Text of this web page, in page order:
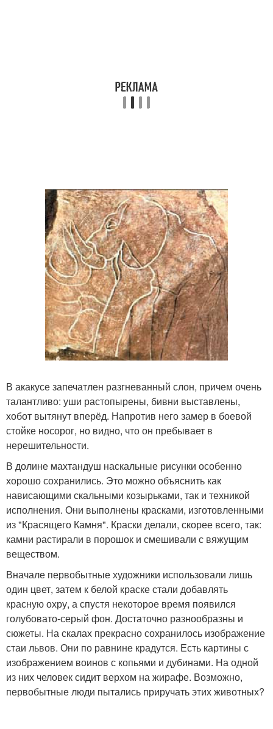
В акакусе запечатлен разгневанный слон, причем очень
талантливо: уши растопырены, бивни выставлены,
хобот вытянут вперёд. Напротив него замер в боевой
стойке носорог, но видно, что он пребывает в
нерешительности.
В долине махтандуш наскальные рисунки особенно
хорошо сохранились. Это можно объяснить как
нависающими скальными козырьками, так и техникой
исполнения. Они выполнены красками, изготовленными
из "Красящего Камня". Краски делали, скорее всего, так:
камни растирали в порошок и смешивали с вяжущим
веществом.
Вначале первобытные художники использовали лишь
один цвет, затем к белой краске стали добавлять
красную охру, а спустя некоторое время появился
голубовато-серый фон. Достаточно разнообразны и
сюжеты. На скалах прекрасно сохранилось изображение
стаи львов. Они по равнине крадутся. Есть картины с
изображением воинов с копьями и дубинами. На одной
из них человек сидит верхом на жирафе. Возможно,
первобытные люди пытались приручать этих животных?